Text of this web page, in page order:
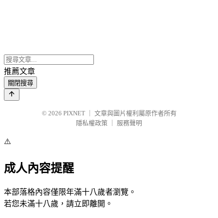
推薦文章
關閉搜尋
© 2026 PIXNET
文章與圖片權利屬原作者所有
隱私權政策
服務聲明
⚠️
成人內容提醒
本部落格內容僅限年滿十八歲者瀏覽。
若您未滿十八歲，請立即離開。